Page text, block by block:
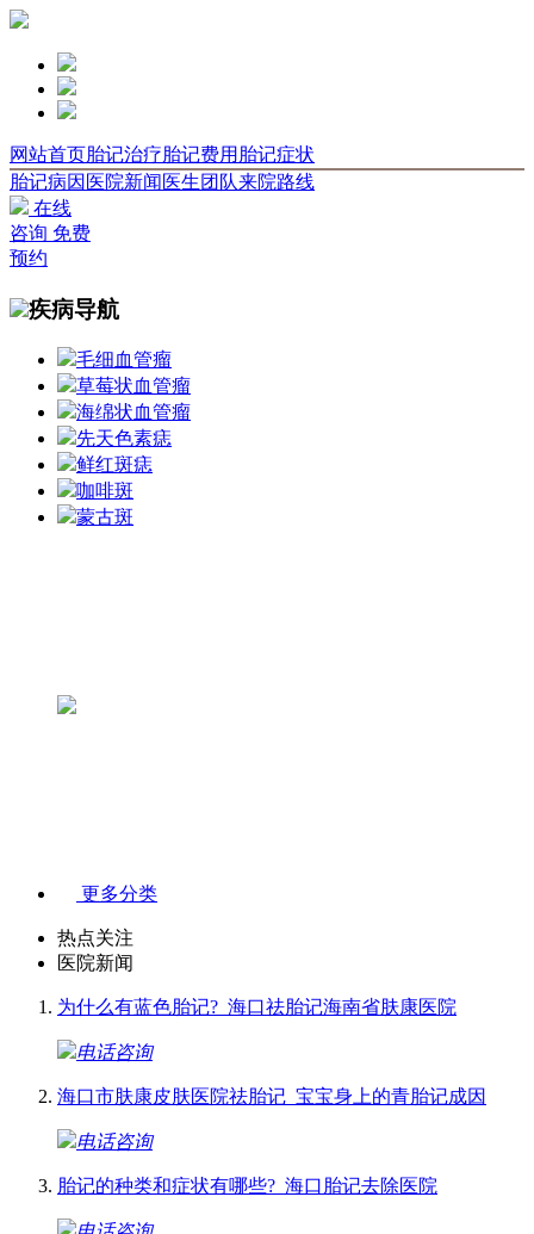
网站首页胎记治疗胎记费用 胎记症状
胎记病因 医院新闻 医生团队来院路线
在线
咨询 免费
预约
疾病导航
毛细血管瘤
草莓状血管瘤
海绵状血管瘤
先天色素痣
鲜红斑痣
咖啡斑
蒙古斑
更多分类
热点关注
医院新闻
为什么有蓝色胎记?_海口祛胎记海南省肤康医院
电话咨询
海口市肤康皮肤医院祛胎记_宝宝身上的青胎记成因
电话咨询
胎记的种类和症状有哪些?_海口胎记去除医院